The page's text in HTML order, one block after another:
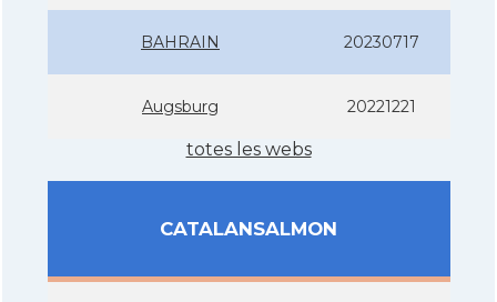
BAHRAIN 20230717
Augsburg 20221221
totes les webs
CATALANSALMON